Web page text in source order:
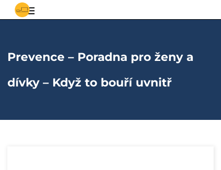
mateřská
škola
Prevence – Poradna pro ženy a
dívky – Když to bouří uvnitř